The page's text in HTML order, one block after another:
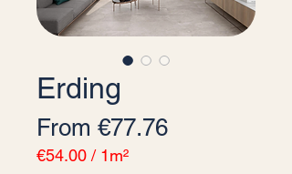
Erding
From €77.76Sale Price
€54.00 / 1m²